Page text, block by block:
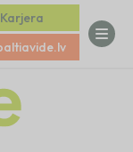
Karjera